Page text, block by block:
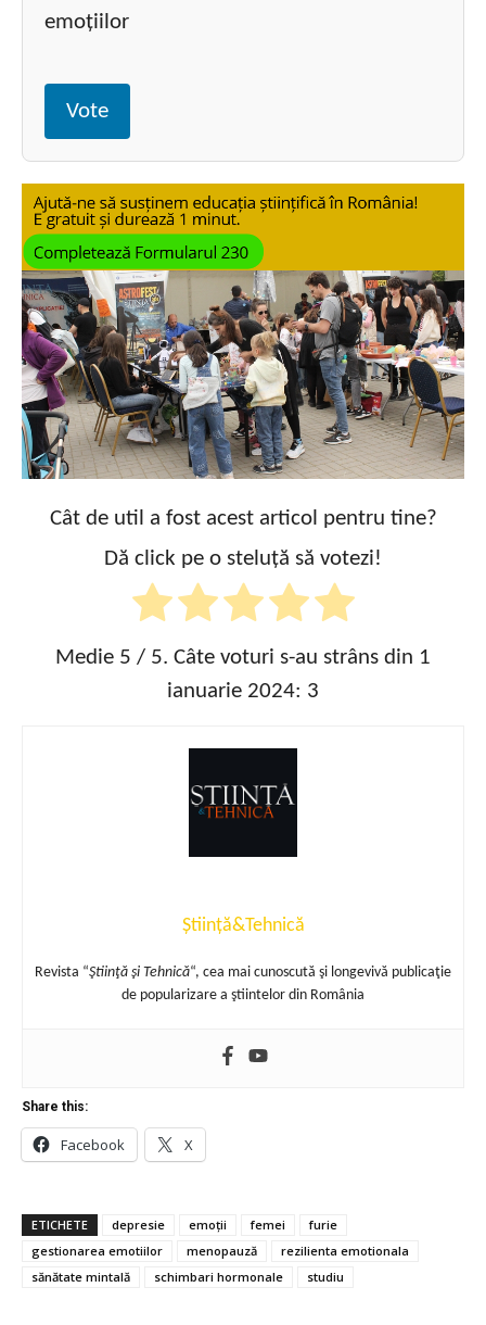
emoțiilor
Vote
Cât de util a fost acest articol pentru tine?
Dă click pe o steluță să votezi!
Medie 5 / 5. Câte voturi s-au strâns din 1
ianuarie 2024: 3
Știință&Tehnică
Revista “Ştiinţă şi Tehnică“, cea mai cunoscută şi longevivă publicaţie
de popularizare a ştiintelor din România
Share this:
Facebook X
ETICHETE depresie emoții femei
furie
gestionarea emotiilor
menopauză
rezilienta emotionala
sănătate mintală
schimbari hormonale studiu